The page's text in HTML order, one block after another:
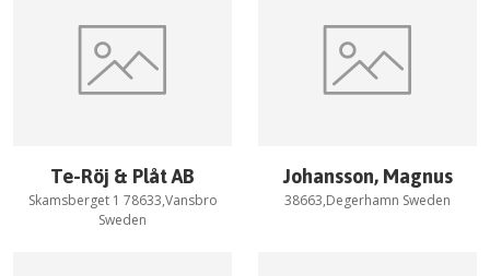
Te-Röj & Plåt AB
Skamsberget 1 78633,Vansbro
Sweden
Johansson, Magnus
38663,Degerhamn Sweden